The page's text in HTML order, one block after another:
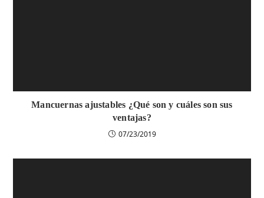
Mancuernas ajustables ¿Qué son y cuáles son sus
ventajas?
07/23/2019